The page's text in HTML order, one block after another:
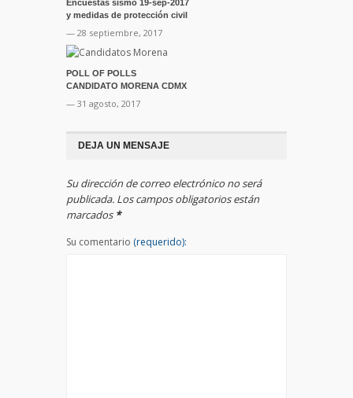
Encuestas sismo 19-sep-2017
y medidas de protección civil
— 28 septiembre, 2017
POLL OF POLLS
CANDIDATO MORENA CDMX
— 31 agosto, 2017
DEJA UN MENSAJE
Su dirección de correo electrónico no será
publicada. Los campos obligatorios están
marcados *
Su comentario (requerido):